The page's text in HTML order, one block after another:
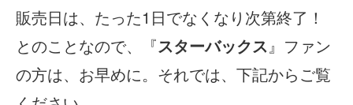
販売日は、たった1日でなくなり次第終了！
とのことなので、『スターバックス』ファン
の方は、お早めに。それでは、下記からご覧